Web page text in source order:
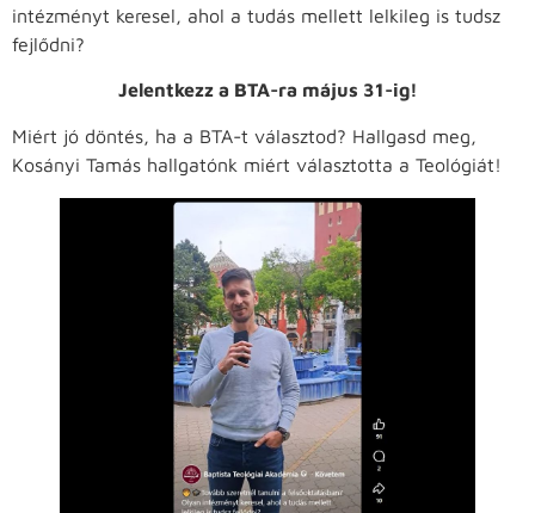
intézményt keresel, ahol a tudás mellett lelkileg is tudsz
fejlődni?
Jelentkezz a BTA-ra május 31-ig!
Miért jó döntés, ha a BTA-t választod? Hallgasd meg,
Kosányi Tamás hallgatónk miért választotta a Teológiát!